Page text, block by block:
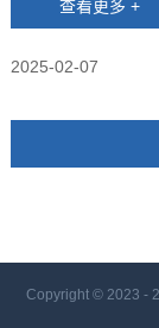
2025-02-07
Copyright © 2023 -